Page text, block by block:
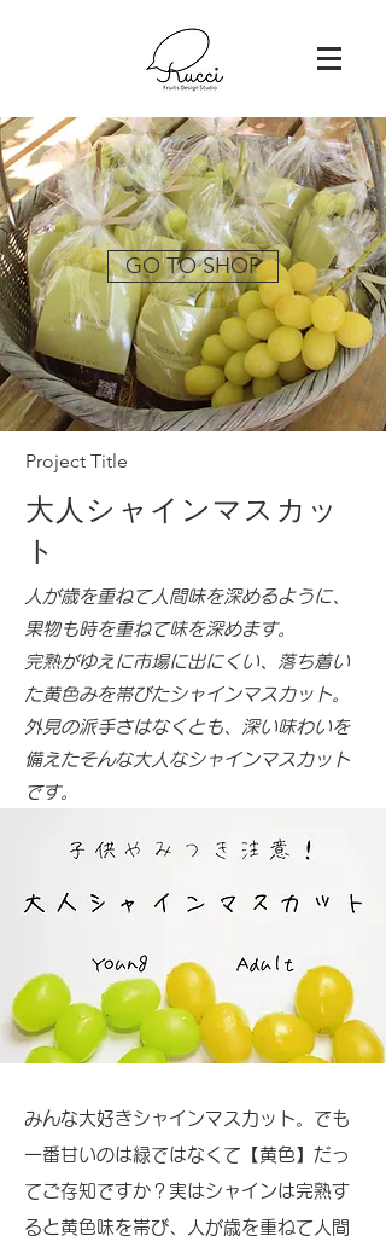
GO TO SHOP
Project Title
大人シャインマスカッ
ト
人が歳を重ねて人間味を深めるように、
果物も時を重ねて味を深めます。
完熟がゆえに市場に出にくい、
落ち着い
た黄色みを帯びたシャインマスカット。
外見の派手さはなくとも、深い味わいを
備えた​そんな大人なシャインマスカット
です。
みんな大好きシャインマスカット。でも
一番甘いのは緑ではなくて【黄色】だっ
てご存知ですか？実はシャインは完熟す
ると黄色味を帯び、人が歳を重ねて人間